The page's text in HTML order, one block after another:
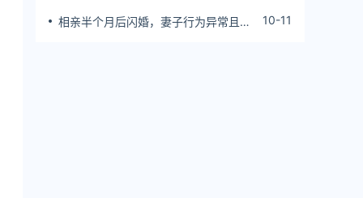
相亲半个月后闪婚，妻子行为异常且持
10-11